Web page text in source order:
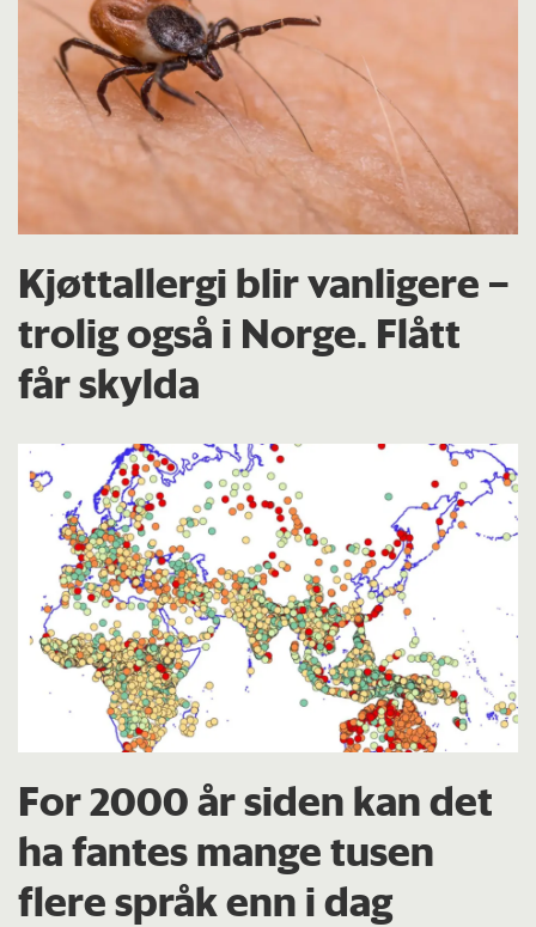
Kjøttallergi blir vanligere –
trolig også i Norge. Flått
får skylda
For 2000 år siden kan det
ha fantes mange tusen
flere språk enn i dag